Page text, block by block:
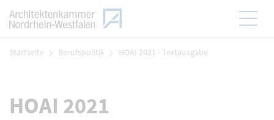
Zum Menü
Startseite Berufspolitik HOAI 2021 - Textausgabe
HOAI 2021